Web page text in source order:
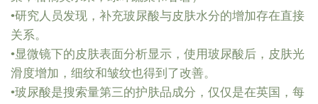
•研究人员发现，补充玻尿酸与皮肤水分的增加存在直接
关系。
•显微镜下的皮肤表面分析显示，使用玻尿酸后，皮肤光
滑度增加，细纹和皱纹也得到了改善。
•玻尿酸是搜索量第三的护肤品成分，仅仅是在英国，每